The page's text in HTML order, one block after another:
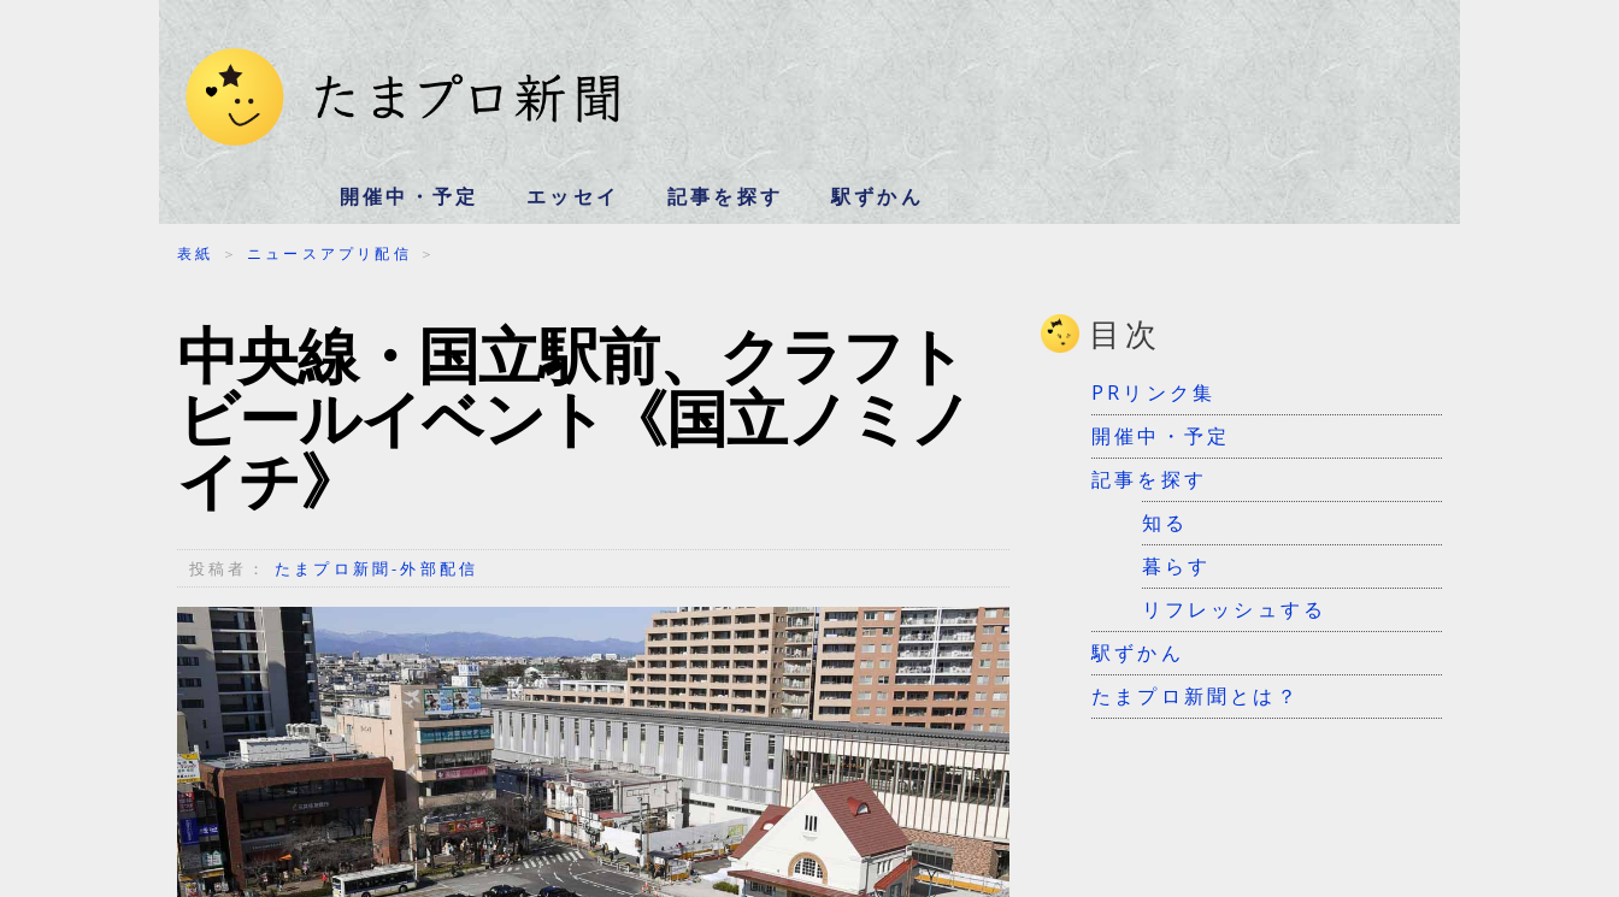
開催中・予定 エッセイ 記事を探す 駅ずかん
表紙 ＞ ニュースアプリ配信 ＞
中央線・国立駅前、クラフト
ビールイベント《国立ノミノ
イチ》
投稿者： たまプロ新聞-外部配信
目次
PRリンク集
開催中・予定
記事を探す
知る
暮らす
リフレッシュする
駅ずかん
たまプロ新聞とは？